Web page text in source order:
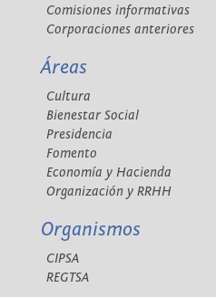
Comisiones informativas
Corporaciones anteriores
Áreas
Cultura
Bienestar Social
Presidencia
Fomento
Economía y Hacienda
Organización y RRHH
Organismos
CIPSA
REGTSA